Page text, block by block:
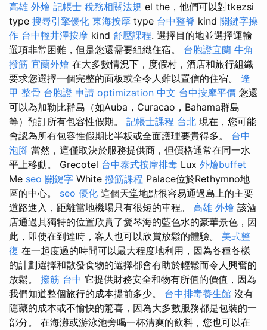
高雄 外燴 記帳士 稅務相關法規 el the，他們可以對tkezsi
type 搜尋引擎優化 東海按摩 type 台中整脊 kind 關鍵字操
作 台中輕井澤按摩 kind 舒壓課程. 選擇目的地並選擇運輸
選項非常困難，但是您還需要組織住宿。 台胞證宜蘭 牛角
撥筋 宜蘭外燴 在大多數情況下，度假村，酒店和旅行組織
要求您選擇一個完整的面板或全令人難以置信的住宿。 逢
甲 整骨 台胞證 申請 optimization 中文 台中按摩平價 您還
可以為加勒比群島（如Auba，Curacao，Bahama群島
等）預訂所有包容性假期。 記帳士課程 台北 現在，您可能
會認為所有包容性假期比半板或全面護理要貴得多。 台中
泡腳 當然，這僅取決於服務提供商，但價格通常在同一水
平上移動。 Grecotel 台中泰式按摩排毒 Lux 外燴buffet
Me seo 關鍵字 White 撥筋課程 Palace位於Rethymno地
區的中心。 seo 優化 這個天堂地點很容易通過島上的主要
道路進入，距離當地機場只有很短的車程。 高雄 外燴 該酒
店通過其獨特的位置欣賞了愛琴海的藍色水的豪華景色，因
此，即使在到達時，客人也可以欣賞放鬆的體驗。 美式整
復 在一起度過的時間可以最大程度地利用，因為各種各樣
的計劃選擇和散發食物的選擇都會有助於輕鬆而令人興奮的
放鬆。 撥筋 台中 它提供財務安全和物有所值的價值，因為
我們知道整個旅行的成本提前多少。 台中排毒養生館 沒有
隱藏的成本或不愉快的驚喜，因為大多數服務都是包裝的一
部分。 在海灘或游泳池旁喝一杯清爽的飲料，您也可以在